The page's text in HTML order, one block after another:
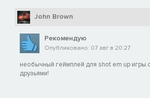
John Brown
Рекомендую
Опубликовано: 07 авг в 20:27
необычный геймплей для shot em up
друзьями!